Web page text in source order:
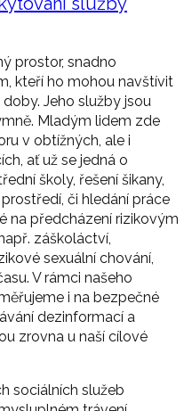
prostor, snadno
kteří ho mohou navštívit
Jeho služby jsou
Mladým lidem zde
v obtížných, ale i
ať už se jedná o
školy, řešení šikany,
či hledání práce
na předcházení rizikovým
záškoláctví,
sexuální chování,
V rámci našeho
i na bezpečné
dezinformací a
zrovna u naší cílové
sociálních služeb